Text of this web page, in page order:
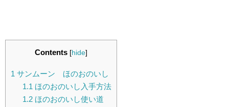
Contents [hide]
1 サンムーン ほのおのいし
1.1 ほのおのいし入手方法
1.2ほのおのいし使い道